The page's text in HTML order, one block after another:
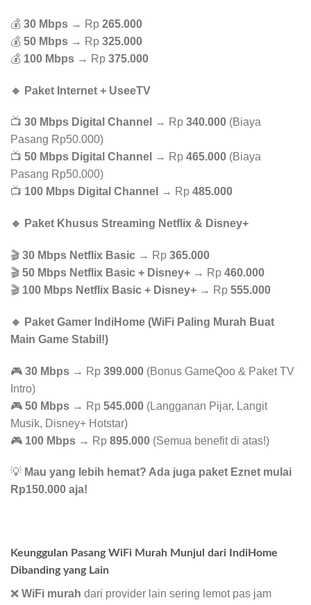
💰 30 Mbps → Rp 265.000
💰 50 Mbps → Rp 325.000
💰 100 Mbps → Rp 375.000
🔹 Paket Internet + UseeTV
📺 30 Mbps Digital Channel → Rp 340.000 (Biaya
Pasang Rp50.000)
📺 50 Mbps Digital Channel → Rp 465.000 (Biaya
Pasang Rp50.000)
📺 100 Mbps Digital Channel → Rp 485.000
🔹 Paket Khusus Streaming Netflix & Disney+
🎬 30 Mbps Netflix Basic → Rp 365.000
🎬 50 Mbps Netflix Basic + Disney+ → Rp 460.000
🎬 100 Mbps Netflix Basic + Disney+ → Rp 555.000
🔹 Paket Gamer IndiHome (WiFi Paling Murah Buat
Main Game Stabil!)
🎮 30 Mbps → Rp 399.000 (Bonus GameQoo & Paket TV
Intro)
🎮 50 Mbps → Rp 545.000 (Langganan Pijar, Langit
Musik, Disney+ Hotstar)
🎮 100 Mbps → Rp 895.000 (Semua benefit di atas!)
💡 Mau yang lebih hemat? Ada juga paket Eznet mulai
Rp150.000 aja!
Keunggulan Pasang WiFi Murah Munjul dari IndiHome
Dibanding yang Lain
❌ WiFi murah dari provider lain sering lemot pas jam